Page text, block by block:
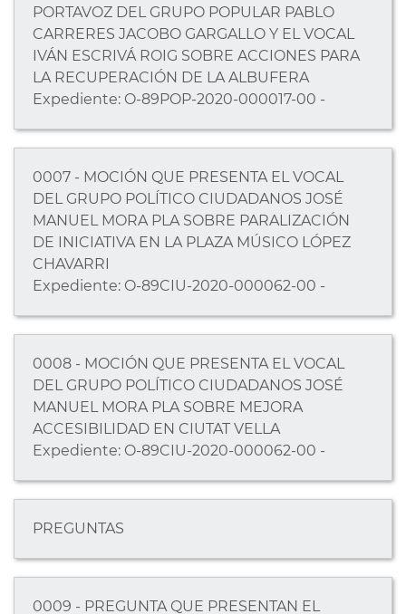
PORTAVOZ DEL GRUPO POPULAR PABLO
CARRERES JACOBO GARGALLO Y EL VOCAL
IVÁN ESCRIVÁ ROIG SOBRE ACCIONES PARA
LA RECUPERACIÓN DE LA ALBUFERA
Expediente: O-89POP-2020-000017-00 -
0007 - MOCIÓN QUE PRESENTA EL VOCAL
DEL GRUPO POLÍTICO CIUDADANOS JOSÉ
MANUEL MORA PLA SOBRE PARALIZACIÓN
DE INICIATIVA EN LA PLAZA MÚSICO LÓPEZ
CHAVARRI
Expediente: O-89CIU-2020-000062-00 -
0008 - MOCIÓN QUE PRESENTA EL VOCAL
DEL GRUPO POLÍTICO CIUDADANOS JOSÉ
MANUEL MORA PLA SOBRE MEJORA
ACCESIBILIDAD EN CIUTAT VELLA
Expediente: O-89CIU-2020-000062-00 -
PREGUNTAS
0009 - PREGUNTA QUE PRESENTAN EL